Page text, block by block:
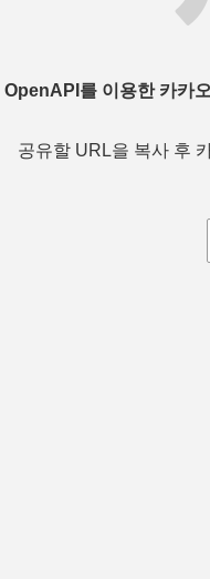
OpenAPI를 이용한 카카
공유할 URL을 복사 후